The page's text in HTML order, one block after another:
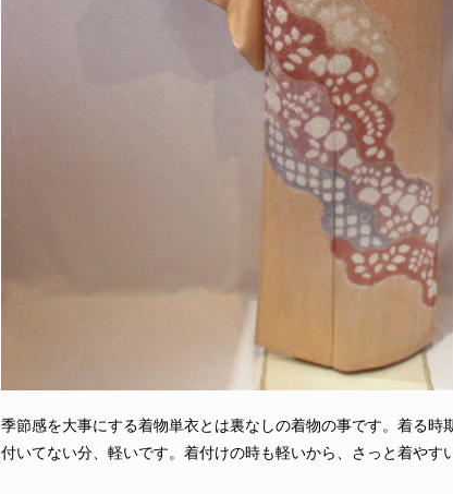
季節感を大事にする着物単衣とは裏なしの着物の事です。着る
付いてない分、軽いです。着付けの時も軽いから、さっと着やす